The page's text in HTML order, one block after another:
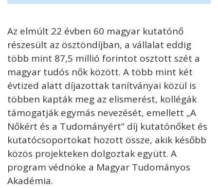
Az elmúlt 22 évben 60 magyar kutatónő
részesült az ösztöndíjban, a vállalat eddig
több mint 87,5 millió forintot osztott szét a
magyar tudós nők között. A több mint két
évtized alatt díjazottak tanítványai közül is
többen kapták meg az elismerést, kollégák
támogatják egymás nevezését, emellett „A
Nőkért és a Tudományért” díj kutatónőket és
kutatócsoportokat hozott össze, akik később
közös projekteken dolgoztak együtt. A
program védnöke a Magyar Tudományos
Akadémia.